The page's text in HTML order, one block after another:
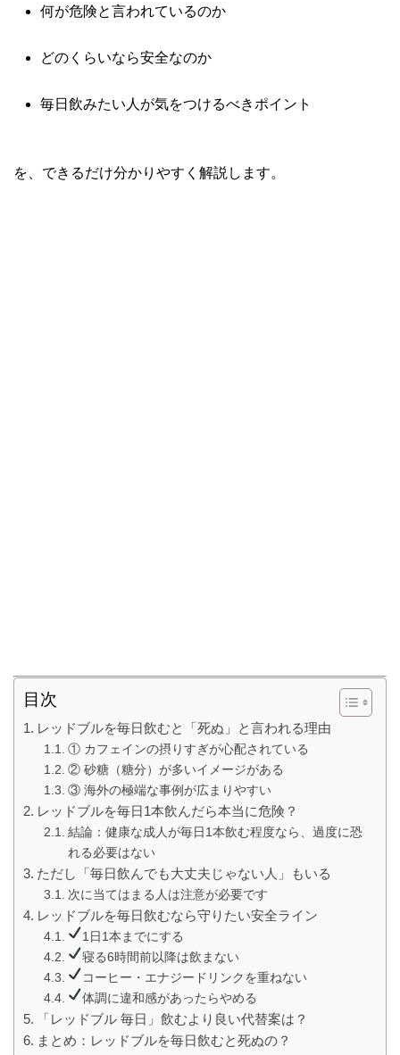
何が危険と言われているのか
どのくらいなら安全なのか
毎日飲みたい人が気をつけるべきポイント
を、できるだけ分かりやすく解説します。
目次
レッドブルを毎日飲むと「死ぬ」と言われる理由
① カフェインの摂りすぎが心配されている
② 砂糖（糖分）が多いイメージがある
③ 海外の極端な事例が広まりやすい
レッドブルを毎日1本飲んだら本当に危険？
結論：健康な成人が毎日1本飲む程度なら、過度に恐
れる必要はない
ただし「毎日飲んでも大丈夫じゃない人」もいる
次に当てはまる人は注意が必要です
レッドブルを毎日飲むなら守りたい安全ライン
1日1本までにする
寝る6時間前以降は飲まない
コーヒー・エナジードリンクを重ねない
体調に違和感があったらやめる
「レッドブル 毎日」飲むより良い代替案は？
まとめ：レッドブルを毎日飲むと死ぬの？